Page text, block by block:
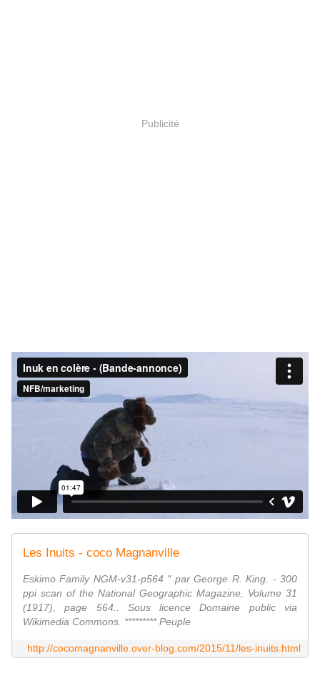
Publicité
Les Inuits - coco Magnanville
Eskimo Family NGM-v31-p564 " par George R. King. - 300
ppi scan of the National Geographic Magazine, Volume 31
(1917), page 564.. Sous licence Domaine public via
Wikimedia Commons. ********* Peuple
http://cocomagnanville.over-blog.com/2015/11/les-inuits.html